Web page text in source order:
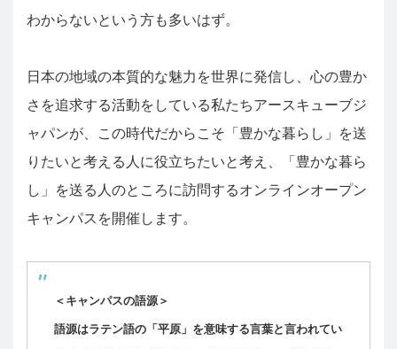
わからないという方も多いはず。
日本の地域の本質的な魅力を世界に発信し、心の豊か
さを追求する活動をしている私たちアースキューブジ
ャパンが、この時代だからこそ「豊かな暮らし」を送
りたいと考える人に役立ちたいと考え、「豊かな暮ら
し」を送る人のところに訪問するオンラインオープン
キャンパスを開催します。
＜キャンパスの語源＞
語源はラテン語の「平原」を意味する言葉と言われてい